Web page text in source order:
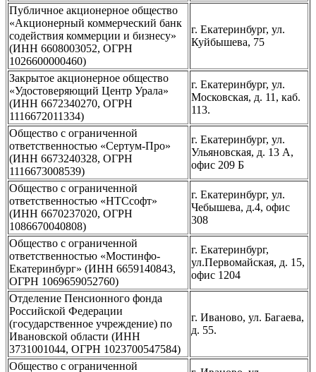
Публичное акционерное общество
«Акционерный коммерческий банк
содействия коммерции и бизнесу»
(ИНН 6608003052, ОГРН
1026600000460)
г. Екатеринбург, ул.
Куйбышева, 75
Закрытое акционерное общество
«Удостоверяющий Центр Урала»
(ИНН 6672340270, ОГРН
1116672011334)
г. Екатеринбург, ул.
Московская, д. 11, каб.
113.
Общество с ограниченной
ответственностью «Сертум-Про»
(ИНН 6673240328, ОГРН
1116673008539)
г. Екатеринбург, ул.
Ульяновская, д. 13 А,
офис 209 Б
Общество с ограниченной
ответственностью «НТСсофт»
(ИНН 6670237020, ОГРН
1086670040808)
г. Екатеринбург, ул.
Чебышева, д.4, офис
308
Общество с ограниченной
ответственностью «Мостинфо-
Екатеринбург» (ИНН 6659140843,
ОГРН 1069659052760)
г. Екатеринбург,
ул.Первомайская, д. 15,
офис 1204
Отделение Пенсионного фонда
Российской Федерации
(государственное учреждение) по
Ивановской области (ИНН
3731001044, ОГРН 1023700547584)
г. Иваново, ул. Багаева,
д. 55.
Общество с ограниченной